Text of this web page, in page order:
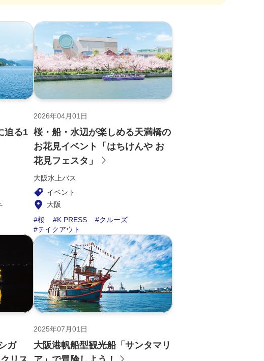
迫る1
2026年04月01日
桜・船・水辺が楽しめる天満橋の
お花見イベント「はちけんや お
花見フェスタ」
大阪水上バス
イベント
大阪
桜
K PRESS
クルーズ
テイクアウト
ガ
2025年07月01日
大阪港帆船型観光船「サンタマリ